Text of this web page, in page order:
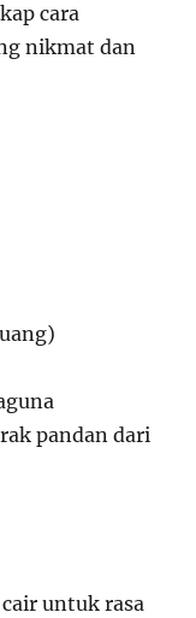
cara
nikmat dan
pandan dari
untuk rasa